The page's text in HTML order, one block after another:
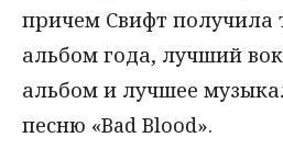
причем Свифт получила
альбом года, лучший
альбом и лучшее
песню «Bad Blood».